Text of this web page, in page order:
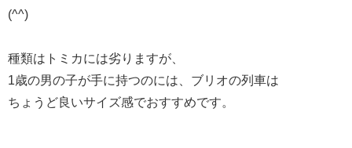
(^^)
種類はトミカには劣りますが、
1歳の男の子が手に持つのには、ブリオの列車は
ちょうど良いサイズ感でおすすめです。